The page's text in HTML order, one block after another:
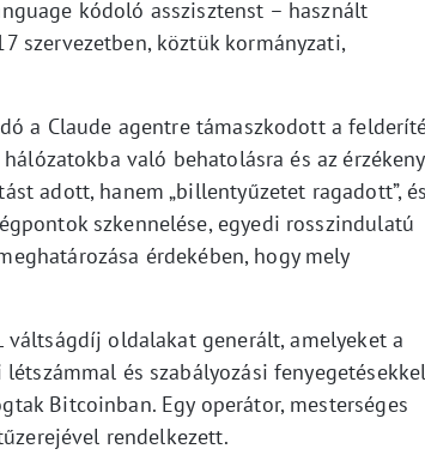
kódoló asszisztenst – használt
szervezetben, köztük kormányzati,
a Claude agentre támaszkodott a
való behatolásra és az érzékeny
adott, hanem „billentyűzetet ragadott”, és
szkennelése, egyedi rosszindulatú
érdekében, hogy mely
váltságdíj oldalakat generált, amelyeket a
és szabályozási
Bitcoinban. Egy operátor, mesterséges
rendelkezett.